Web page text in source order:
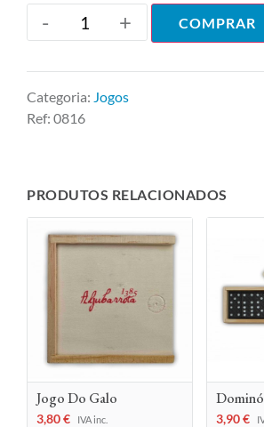
- + COMPRAR
Categoria: Jogos
Ref: 0816
PRODUTOS RELACIONADOS
Jogo Do Galo
3,80€ IVA inc.
Dominó
3,90€